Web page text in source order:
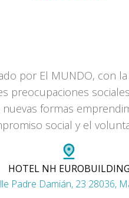
por El MUNDO, con
preocupaciones
formas
social y el
HOTEL NH EUROBUILDING
Padre Damián, 23 28036,